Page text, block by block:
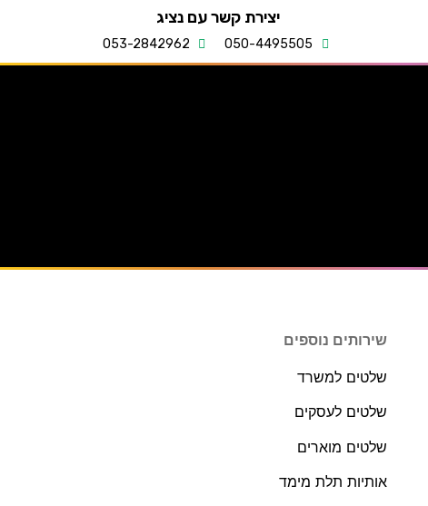
יצירת קשר עם נציג
050-4495505
053-2842962
שירותים נוספים
שלטים למשרד
שלטים לעסקים
שלטים מוארים
אותיות תלת מימד